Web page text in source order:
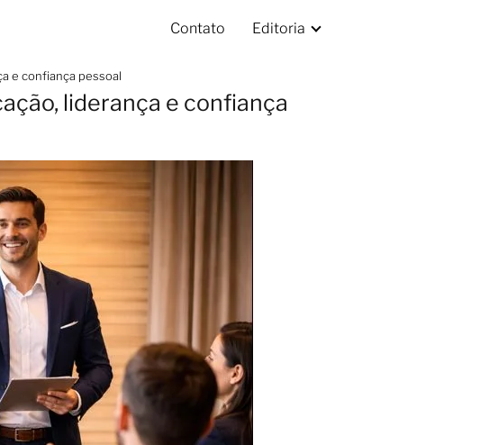
Contato Editoria
e confiança pessoal
liderança e confiança